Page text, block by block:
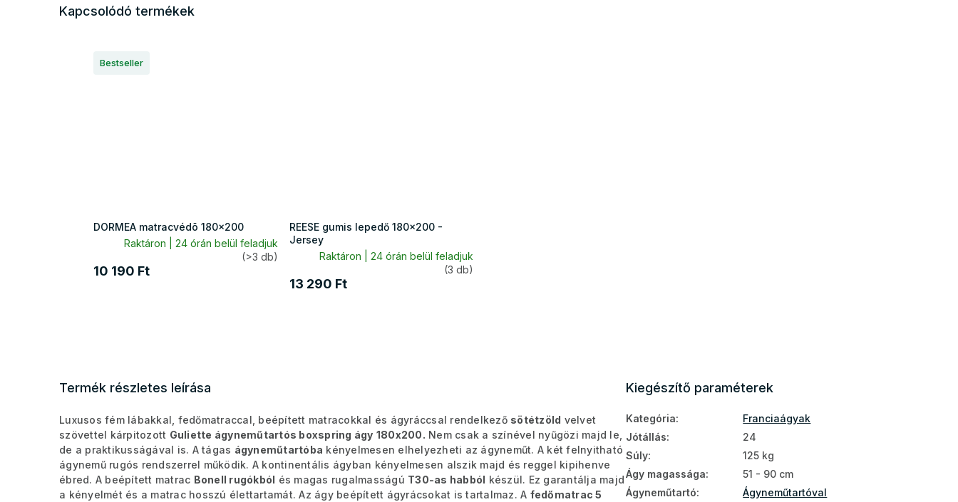
Kapcsolódó termékek
Bestseller
DORMEA matracvédõ 180x200
Raktáron | 24 órán belül feladjuk
(>3 db)
10 190 Ft
REESE gumis lepedő 180x200 -
Jersey
Raktáron | 24 órán belül feladjuk
(3 db)
13 290 Ft
Termék részletes leírása
Luxusos fém lábakkal, fedőmatraccal, beépített matracokkal és ágyráccsal rendelkező sötétzöld velvet
szövettel kárpitozott Guliette ágyneműtartós boxspring ágy 180x200. Nem csak a színével nyűgözi majd le,
de a praktikusságával is. A tágas ágyneműtartóba kényelmesen elhelyezheti az ágyneműt. A két felnyitható
ágynemű rugós rendszerrel működik. A kontinentális ágyban kényelmesen alszik majd és reggel kipihenve
ébred. A beépített matrac Bonell rugókból és magas rugalmasságú T30-as habból készül. Ez garantálja majd
a kényelmét és a matrac hosszú élettartamát. Az ágy beépített ágyrácsokat is tartalmaz. A fedőmatrac 5
Kiegészítő paraméterek
Kategória:
Franciaágyak
Jótállás:
24
Súly:
125 kg
Ágy magassága:
51 - 90 cm
Ágyneműtartó:
Ágyneműtartóval